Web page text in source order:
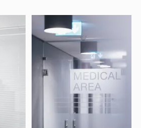
15 € pro Behandlung
Thermalwasser +
30 € (15 min)
mit Thermalwasser +
34 € (15 min)